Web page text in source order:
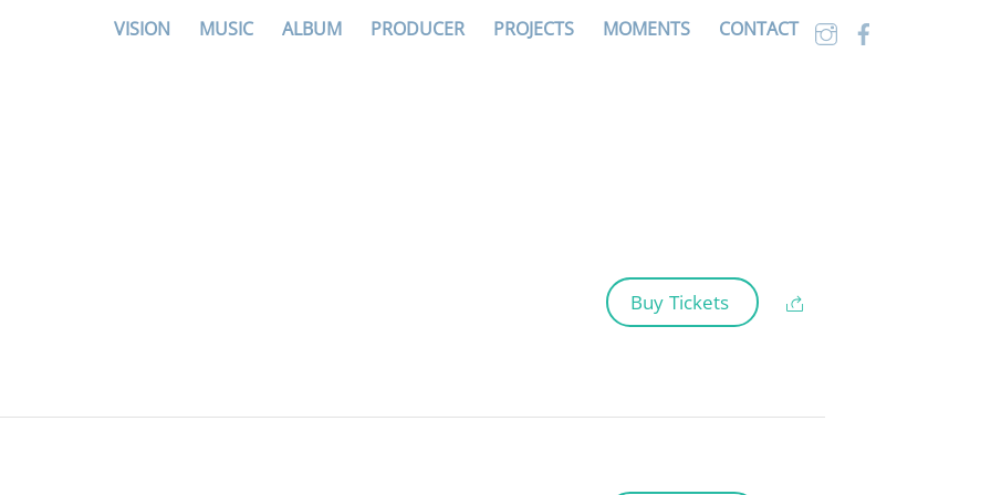
VISION MUSIC ALBUM PRODUCER PROJECTS MOMENTS CONTACT
Buy Tickets